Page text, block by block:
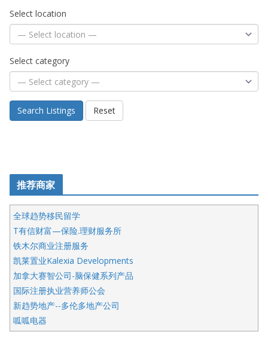
Select location
Select category
Search Listings Reset
推荐商家
全球趋势移民留学
T有信财富—保险.理财服务所
铁木尔商业注册服务
凯莱置业Kalexia Developments
加拿大赛智公司-脑保健系列产品
国际注册执业营养师公会
新趋势地产--多伦多地产公司
呱呱电器